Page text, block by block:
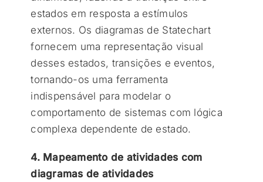
estados em resposta a estímulos
externos. Os diagramas de Statechart
fornecem uma representação visual
desses estados, transições e eventos,
tornando-os uma ferramenta
indispensável para modelar o
comportamento de sistemas com lógica
complexa dependente de estado.
4. Mapeamento de atividades com
diagramas de atividades